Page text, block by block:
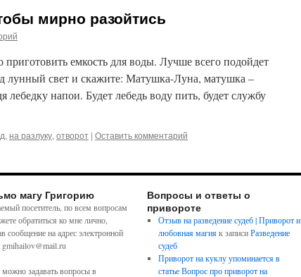
мирно разойтись
емкость для воды. Лучше всего подойдет
лунный свет и скажите: Матушка-Луна, матушка –
лебедку напои. Будет лебедь воду пить, будет службу
, на разлуку, отворот | Оставить комментарий
магу Григорию
посетитель, по всем вопросам
обратиться ко мне лично,
сообщение на адрес электронной
задавать вопросы в
Вопросы и ответы о
привороте
Отзыв на разведение судеб | Приворот и
любовная магияк записиРазведение
судеб
Приворот на куклу упоминается в
статье Вопрос про приворот на